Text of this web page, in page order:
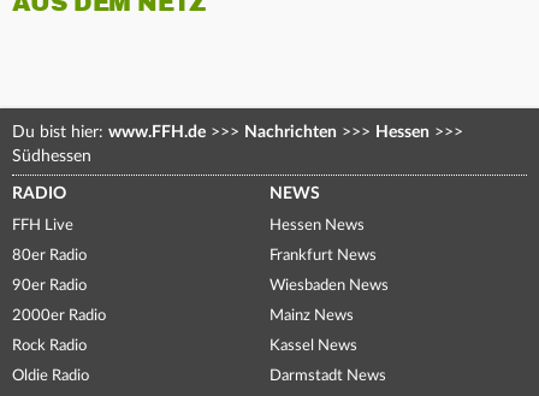
Du bist hier: www.FFH.de >>> Nachrichten >>> Hessen >>>
Südhessen
RADIO
FFH Live
80er Radio
90er Radio
2000er Radio
Rock Radio
Oldie Radio
NEWS
Hessen News
Frankfurt News
Wiesbaden News
Mainz News
Kassel News
Darmstadt News